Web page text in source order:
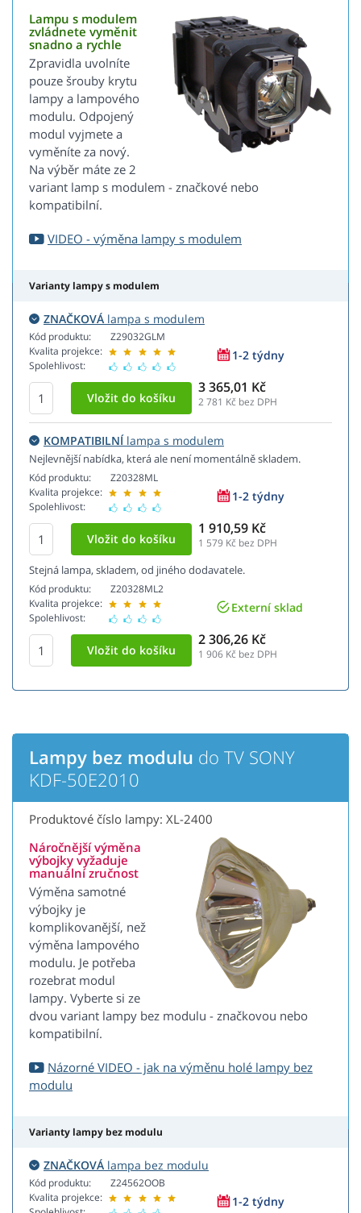
Lampu s modulem
zvládnete vyměnit
snadno a rychle
Zpravidla uvolníte
pouze šrouby krytu
lampy a lampového
modulu. Odpojený
modul vyjmete a
vyměníte za nový.
Na výběr máte ze 2
variant lamp s modulem - značkové nebo
kompatibilní.
VIDEO - výměna lampy s modulem
Varianty lampy s modulem
ZNAČKOVÁ lampa s modulem
Kód produktu:
Kvalita projekce:
Spolehlivost:
Z29032GLM
1-2 týdny
3 365,01 Kč
2 781 Kč bez DPH
KOMPATIBILNÍlampa s modulem
Nejlevnější nabídka, která ale není momentálně skladem.
Kód produktu:
Kvalita projekce:
Spolehlivost:
Z20328ML
1-2 týdny
1 910,59 Kč
1 579 Kč bez DPH
Stejná lampa, skladem, od jiného dodavatele.
Kód produktu:
Kvalita projekce:
Spolehlivost:
Z20328ML2
Externí sklad
2 306,26 Kč
1 906 Kč bez DPH
Lampy bez modulu do TV SONY
KDF-50E2010
Produktové číslo lampy: XL-2400
Náročnější výměna
výbojky vyžaduje
manuální zručnost
Výměna samotné
výbojky je
komplikovanější, než
výměna lampového
modulu. Je potřeba
rozebrat modul
lampy. Vyberte si ze
dvou variant lampy bez modulu - značkovou nebo
kompatibilní.
Názorné VIDEO - jak na výměnu holé lampy bez
modulu
Varianty lampy bez modulu
ZNAČKOVÁ lampa bez modulu
Kód produktu:
Kvalita projekce:
Z24562OOB
1-2 týdny